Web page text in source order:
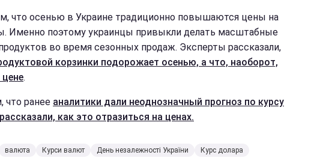
что осенью в Украине традиционно повышаются цены на
Именно поэтому украинцы привыкли делать масштабные
во время сезонных продаж. Эксперты рассказали,
корзинки подорожает осенью, а что, наоборот,
.
что ранее аналитики дали неоднозначный прогноз по курсу
как это отразиться на ценах.
валюта Курси валют День незалежності України Курс долара